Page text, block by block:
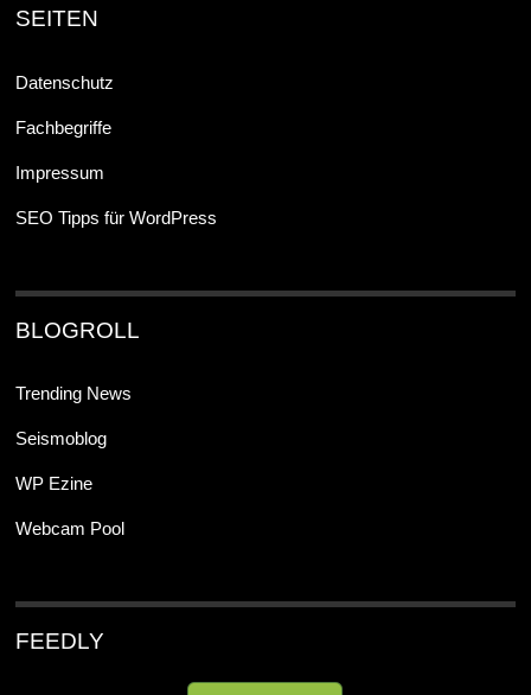
SEITEN
Datenschutz
Fachbegriffe
Impressum
SEO Tipps für WordPress
BLOGROLL
Trending News
Seismoblog
WP Ezine
Webcam Pool
FEEDLY